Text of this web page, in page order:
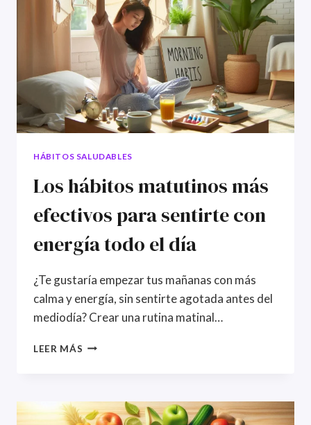
HÁBITOS SALUDABLES
Los hábitos matutinos más
efectivos para sentirte con
energía todo el día
¿Te gustaría empezar tus mañanas con más
calma y energía, sin sentirte agotada antes del
mediodía? Crear una rutina matinal…
LEER MÁS LOS
EFECTIVOS
PARA